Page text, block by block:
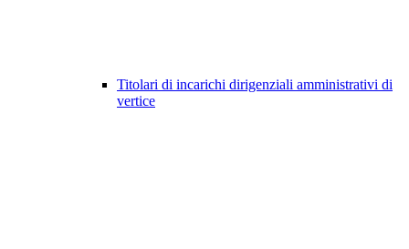
Titolari di incarichi dirigenziali amministrativi di
vertice